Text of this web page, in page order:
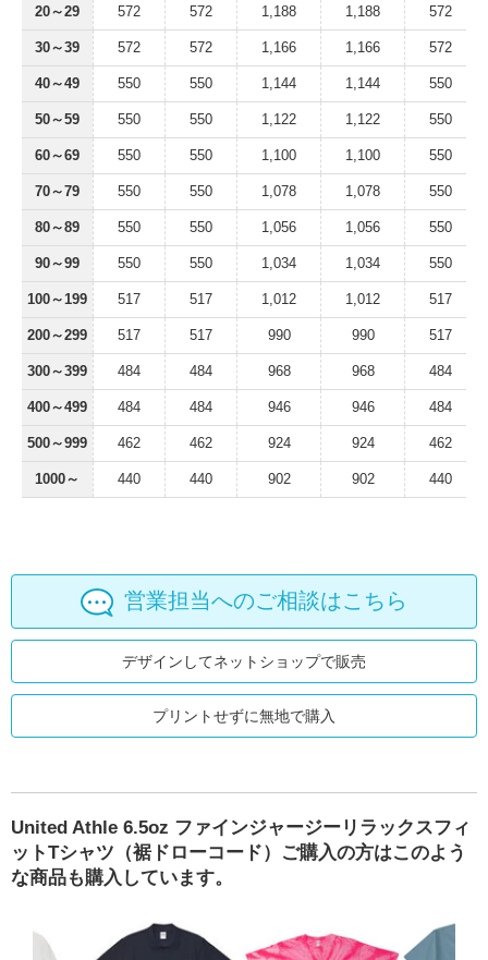
20～29 572 572 1,188 1,188 572
30～39 572 572 1,166 1,166 572
40～49 550 550 1,144 1,144 550
50～59 550 550 1,122 1,122 550
60～69 550 550 1,100 1,100 550
70～79 550 550 1,078 1,078 550
80～89 550 550 1,056 1,056 550
90～99 550 550 1,034 1,034 550
100～199 517 517 1,012 1,012 517
200～299 517 517 990 990 517
300～399 484 484 968 968 484
400～499 484 484 946 946 484
500～999 462 462 924 924 462
1000～ 440 440 902 902 440
営業担当へのご相談はこちら
デザインしてネットショップで販売
プリントせずに無地で購入
United Athle 6.5oz ファインジャージーリラックスフィ
ットTシャツ（裾ドローコード）ご購入の方はこのよう
な商品も購入しています。
United Athle 6.5oz ファインジャージー 長袖Tシャツ（2.1
United Athle 6.0oz ヘヴィーウェ
D-